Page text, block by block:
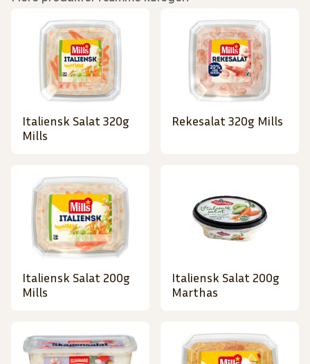
Italiensk Salat 320g
Mills
Rekesalat 320g Mills
Italiensk Salat 200g
Mills
Italiensk Salat 200g
Marthas